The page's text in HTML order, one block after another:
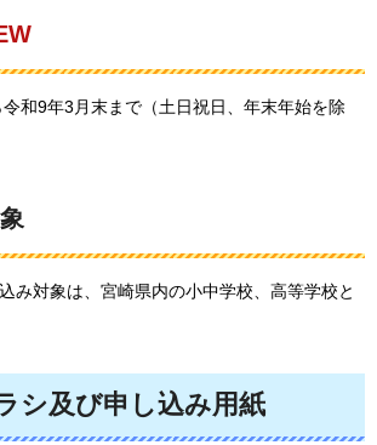
和9年3月末まで（土日祝日、年末年始を除
み対象は、宮崎県内の小中学校、高等学校と
シ及び申し込み用紙